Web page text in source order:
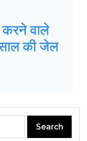
करने वाले
की जेल